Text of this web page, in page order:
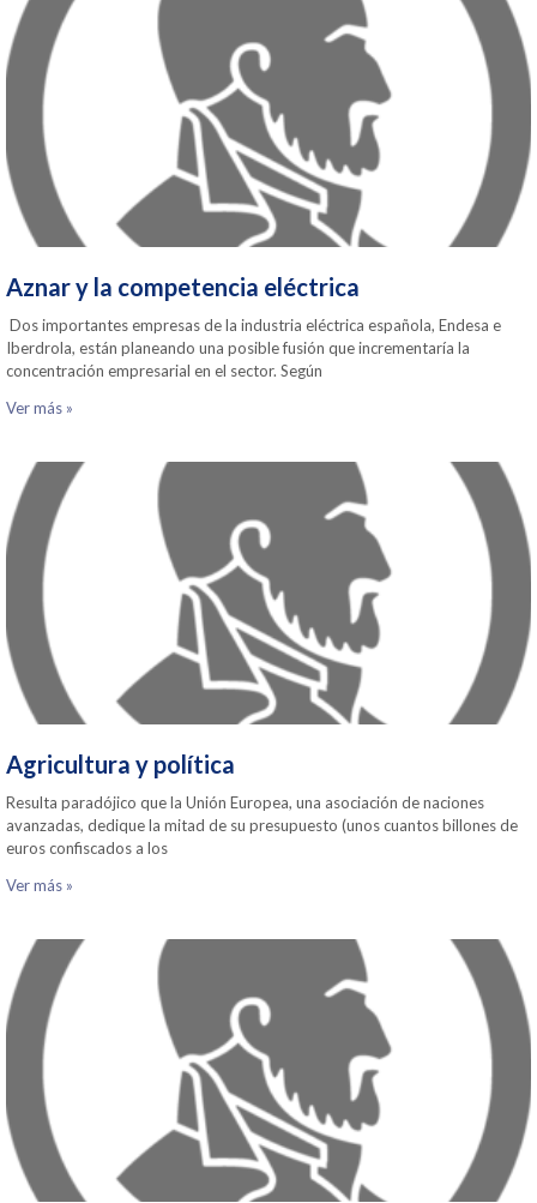
Aznar y la competencia eléctrica
Dos importantes empresas de la industria eléctrica española, Endesa e
Iberdrola, están planeando una posible fusión que incrementaría la
concentración empresarial en el sector. Según
Ver más »
Agricultura y política
Resulta paradójico que la Unión Europea, una asociación de naciones
avanzadas, dedique la mitad de su presupuesto (unos cuantos billones de
euros confiscados a los
Ver más »